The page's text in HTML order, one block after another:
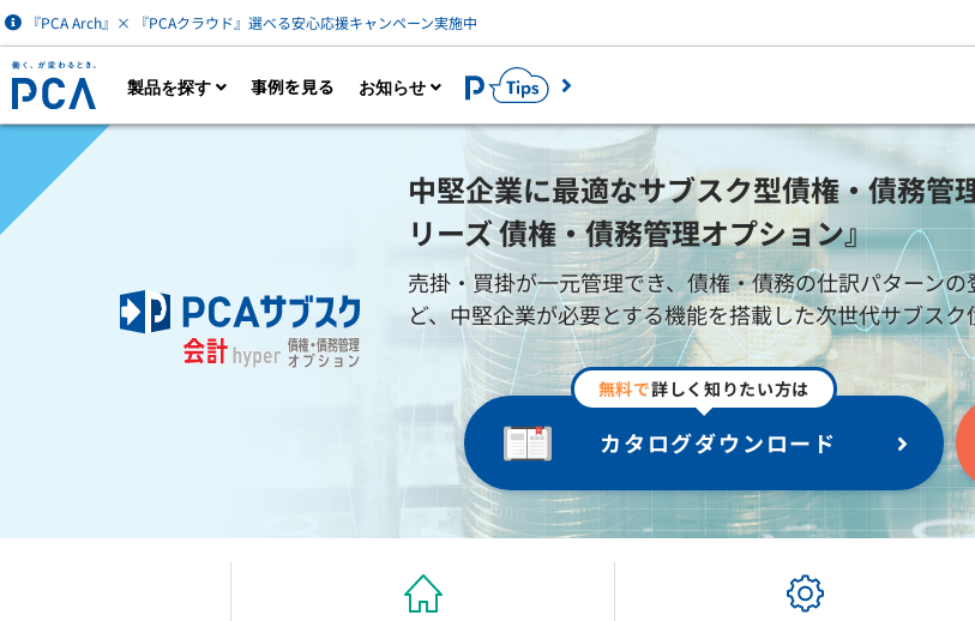
『PCA Arch』× 『PCAクラウド』選べる安心応援キャンペーン実施中
製品を探す
カタログダウンロード
AIなど最新技術を活用した財務経理・人事労
務・販売管理クラウドサービス。業務に必要
な機能をオプション追加できます。
クラウドで業務ソフトを2ヶ月無料体験から
はじめられます。
財務会計
会計 hyper / 会計
会計 hyper債権・
債務管理オプショ
ン
個別原価会計
公益法人会計
社会福祉法人会計
人事・給与
給与 hyper / 給与
人事管理 hyper /
人事管理
税務計算
固定資産 hyper /
固定資産
ペーパレス・デジタル
加サービスです。
証憑電子保管「PCA
経費精算電子化「
人事労務電子化「
給与明細配信「PCA
年末調整電子化「
身上申請電子化「
請求書明細配信「
事例を見る お知らせ
最新情報を確認
セミナー・相談会
個人情報の取扱い
情報セキュリティ方針
免責事項
中堅企業に最適なサブスク型債権・債務
リーズ 債権・債務管理オプション』
売掛・買掛が一元管理でき、債権・債務の仕訳パターン
ど、中堅企業が必要とする機能を搭載した次世代サブスク
無料で詳しく知りたい方は
カタログダウンロード